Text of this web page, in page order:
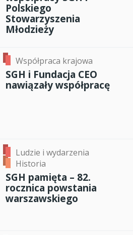
Polskiego
Stowarzyszenia
Młodzieży
Współpraca krajowa
SGH i Fundacja CEO
nawiązały współpracę
Ludzie i wydarzenia
Historia
SGH pamięta – 82.
rocznica powstania
warszawskiego